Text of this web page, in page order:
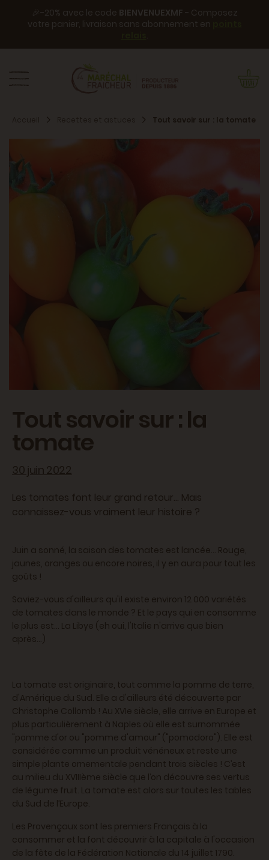
🎉-20% avec le code BIENVENUEXMF - Composez
votre panier, livraison sans abonnement en
.
Tout savoir sur : la tomate
Tout savoir sur : la
tomate
30 juin 2022
Les tomates font leur grand retour... Mais
connaissez-vous vraiment leur histoire ?
Juin a sonné, la saison des tomates est lancée… Rouge,
jaunes, oranges ou encore noires, il y en aura pour tout les
goûts !
Saviez-vous d'ailleurs qu'il existe environ 12 000 variétés
de tomates dans le monde ? Et le pays qui en consomme
le plus est... La Libye (eh oui, l'Italie n'arrive que bien
après...)
La tomate est originaire, tout comme la pomme de terre,
d'Amérique du Sud. Elle a d'ailleurs été découverte par
Christophe Collomb ! Au XVIe siècle, elle arrive en Europe et
plus particulièrement à Naples où elle est surnommée
"pomme d'or ou "pomme d'amour" ("pomodoro"). Elle est
considérée comme un produit vénéneux et reste une
simple plante ornementale pendant trois siècles ! C’est
au milieu du XVIIIème siècle que l’on découvre ses vertus
de légume fruit. La tomate est alors sur toutes les tables
du Sud de l’Europe.
Les Provençaux sont les premiers Français à la
consommer et la font découvrir à la capitale à l'occasion
de la fête de la Fédération Nationale du 14 juillet 1790.